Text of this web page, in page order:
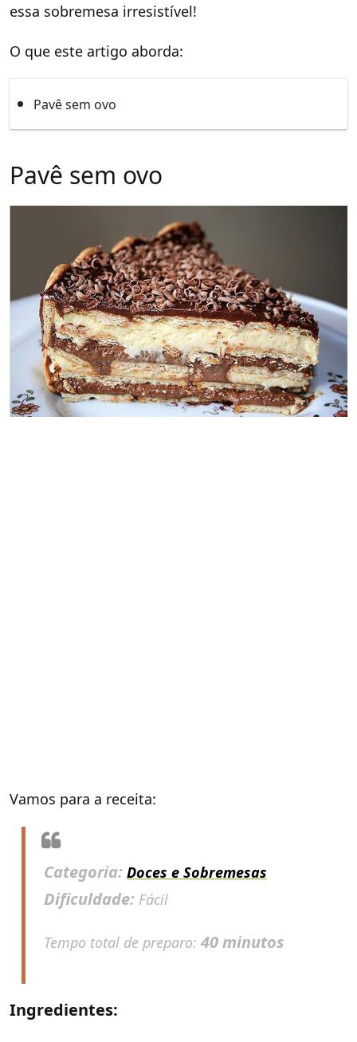
essa sobremesa irresistível!
O que este artigo aborda:
Pavê sem ovo
Pavê sem ovo
Vamos para a receita:
Categoria: Doces e Sobremesas
Dificuldade: Fácil
Tempo total de preparo: 40 minutos
Ingredientes: